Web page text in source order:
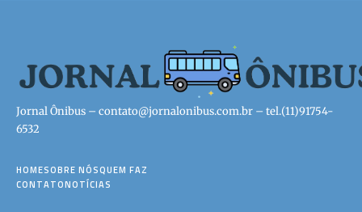
Jornal Ônibus – contato@jornalonibus.com.br – tel.(11)91754-
6532
HOMESOBRE NÓSQUEM FAZ
CONTATONOTÍCIAS